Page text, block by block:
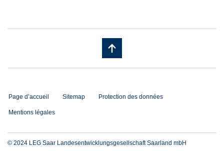
Page d’accueil Sitemap Protection des données
Mentions légales
© 2024 LEG Saar Landesentwicklungsgesellschaft Saarland mbH